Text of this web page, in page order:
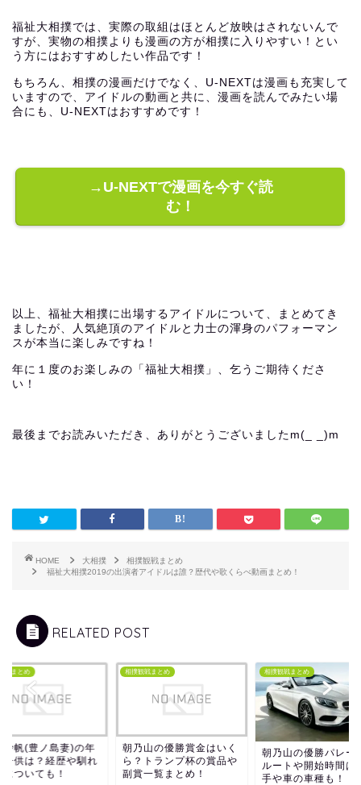
福祉大相撲では、実際の取組はほとんど放映はされないんで
すが、実物の相撲よりも漫画の方が相撲に入りやすい！とい
う方にはおすすめしたい作品です！
もちろん、相撲の漫画だけでなく、U-NEXTは漫画も充実して
いますので、アイドルの動画と共に、漫画を読んでみたい場
合にも、U-NEXTはおすすめです！
→U-NEXTで漫画を今すぐ読
む！
以上、福祉大相撲に出場するアイドルについて、まとめてき
ましたが、人気絶頂のアイドルと力士の渾身のパフォーマン
スが本当に楽しみですね！
年に１度のお楽しみの「福祉大相撲」、乞うご期待くださ
い！
最後までお読みいただき、ありがとうございましたm(_ _)m
HOME 大相撲
相撲観戦まとめ
福祉大相撲2019の出演者アイドルは誰？歴代や歌くらべ動画まとめ！
RELATED POST
戦まとめ
沙帆(豊ノ島妻)の年
子供は？経歴や馴れ
についても！
相撲観戦まとめ
朝乃山の優勝賞金はいく
ら？トランプ杯の賞品や
副賞一覧まとめ！
相撲観戦まとめ
朝乃山の優勝パレー
ルートや開始時間は
手や車の車種も！